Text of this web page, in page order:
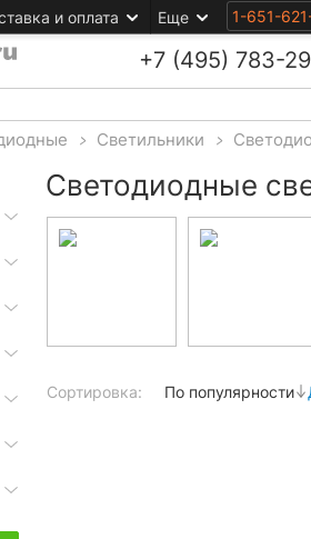
и оплата Еще 1-651-
+7 (495) 783-
> Светильники >
Светодиодные
Сортировка: По популярности